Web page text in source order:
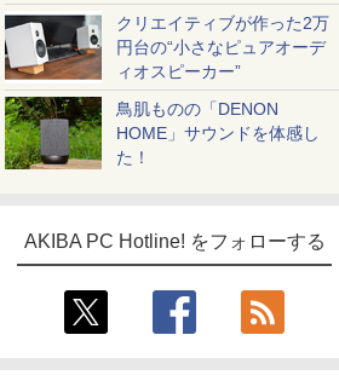
クリエイティブが作った2万
円台の“小さなピュアオーデ
ィオスピーカー”
鳥肌ものの「DENON
HOME」サウンドを体感し
た！
AKIBA PC Hotline! をフォローする